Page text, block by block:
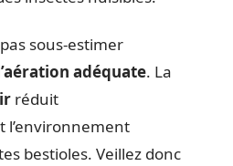
sous-estimer
adéquate. La
réduit
l’environnement
bestioles. Veillez donc